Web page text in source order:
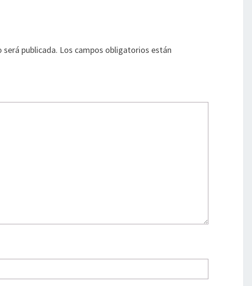
publicada. Los campos obligatorios están